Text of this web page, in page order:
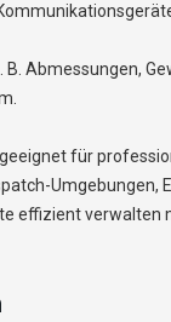
B. Abmessungen,
für
effizient verwalten